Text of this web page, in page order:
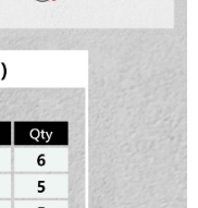
情形，本公司將視審查結果
。若發現惡意使用之情形，
額度並採取法律行動。
運費(運費另